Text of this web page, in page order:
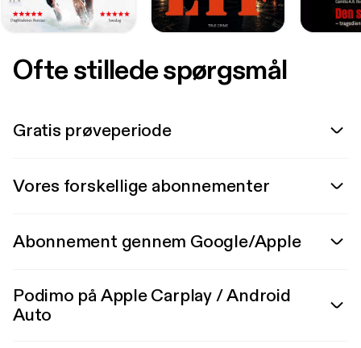
Ofte stillede spørgsmål
Gratis prøveperiode
Vores forskellige abonnementer
Abonnement gennem Google/Apple
Podimo på Apple Carplay / Android
Auto